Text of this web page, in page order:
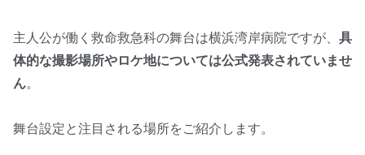
主人公が働く救命救急科の舞台は横浜湾岸病院ですが、 具
体的な撮影場所やロケ地については公式発表されていませ
ん。
舞台設定と注目される場所をご紹介します。